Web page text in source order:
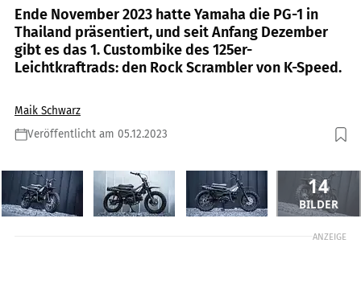
Ende November 2023 hatte Yamaha die PG-1 in
Thailand präsentiert, und seit Anfang Dezember
gibt es das 1. Custombike des 125er-
Leichtkraftrads: den Rock Scrambler von K-Speed.
Maik Schwarz
Veröffentlicht am 05.12.2023
14
BILDER
ANZEIGE